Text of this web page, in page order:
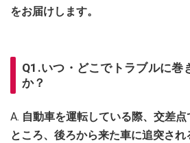
をお届けします。
Q1.いつ・どこでトラブルに巻
か？
A. 自動車を運転している際、交差
ところ、後ろから来た車に追突さ